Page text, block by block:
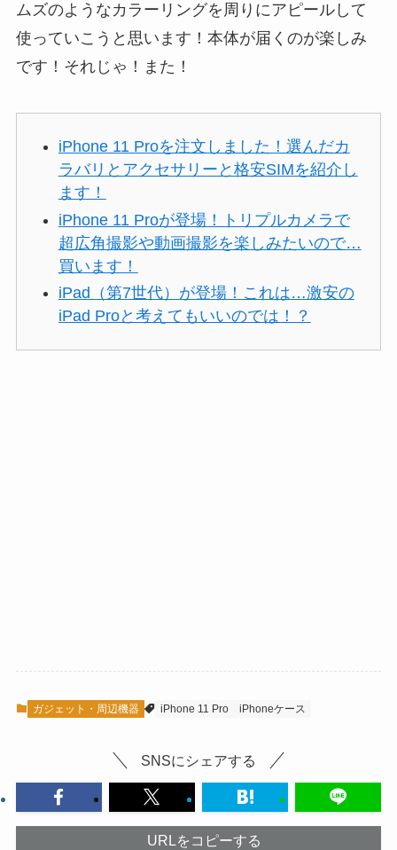
ムズのようなカラーリングを周りにアピールして
使っていこうと思います！本体が届くのが楽しみ
です！それじゃ！また！
iPhone 11 Proを注文しました！選んだカ
ラバリとアクセサリーと格安SIMを紹介し
ます！
iPhone 11 Proが登場！トリプルカメラで
超広角撮影や動画撮影を楽しみたいので…
買います！
iPad（第7世代）が登場！これは…激安の
iPad Proと考えてもいいのでは！？
ガジェット・周辺機器 iPhone 11 Pro iPhoneケース
SNSにシェアする
URLをコピーする